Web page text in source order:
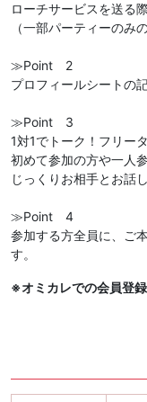
ローチサービスを送る
（一部パーティーのみ
≫Point 2
プロフィールシートの
≫Point 3
1対1でトーク！フリー
初めて参加の方や一人
じっくりお相手とお話
≫Point 4
参加する方全員に、ご
す。
※オミカレでの会員登